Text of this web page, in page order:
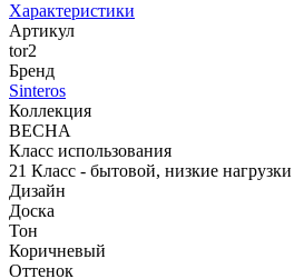
Характеристики
Артикул
tor2
Бренд
Sinteros
Коллекция
ВЕСНА
Класс использования
21 Класс - бытовой, низкие нагрузки
Дизайн
Доска
Тон
Коричневый
Оттенок